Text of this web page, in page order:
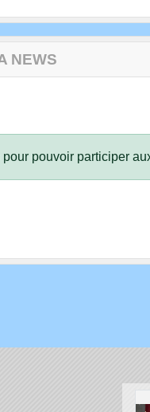
NEWS
pour pouvoir participer